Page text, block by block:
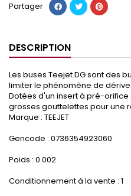
Partager
DESCRIPTION
Les buses Teejet DG sont des
limiter le phénomène de dérive.
Dotées d'un insert à pré-
grosses gouttelettes pour une
Marque : TEEJET
Gencode : 0736354923060
Poids : 0.002
Conditionnement à la vente : 1